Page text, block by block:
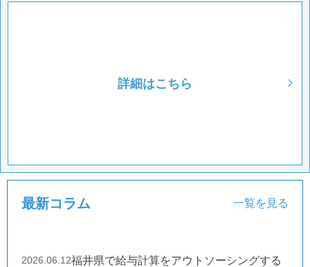
詳細はこちら
最新コラム 一覧を見る
2026.06.12福井県で給与計算をアウトソーシングする